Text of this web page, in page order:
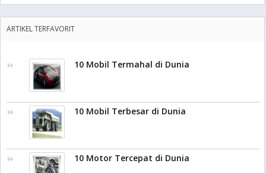
ARTIKEL TERFAVORIT
10 Mobil Termahal di Dunia
10 Mobil Terbesar di Dunia
10 Motor Tercepat di Dunia